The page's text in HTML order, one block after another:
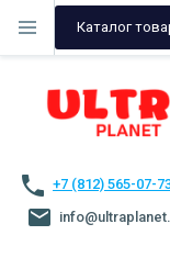
Каталог
+7 (812) 565-07-